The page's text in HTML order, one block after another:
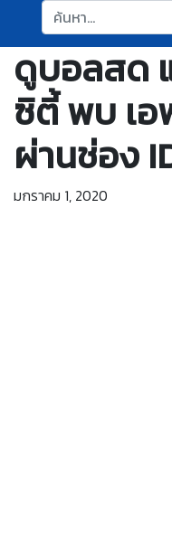
ค้นหา:
ดูบอลสด
ซิตี้ พบ เ
ผ่านช่อง
มกราคม 1, 2020